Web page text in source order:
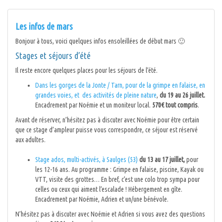
Les infos de mars
Bonjour à tous, voici quelques infos ensoleillées de début mars 🙂
Stages et séjours d’été
Il reste encore quelques places pour les séjours de l’été.
Dans les gorges de la Jonte / Tarn, pour de la grimpe en falaise, en
grandes voies, et des activités de pleine nature, du 19 au 26 juillet.
Encadrement par Noémie et un moniteur local. 570€ tout compris.
Avant de réserver, n’hésitez pas à discuter avec Noémie pour être certain
que ce stage d’ampleur puisse vous correspondre, ce séjour est réservé
aux adultes.
Stage ados, multi-activés, à Saulges (53) du 13 au 17 juillet,pour
les 12-16 ans. Au programme : Grimpe en falaise, piscine, Kayak ou
VTT, visite des grottes… En bref, c’est une colo trop sympa pour
celles ou ceux qui aiment l’escalade ! Hébergement en gîte.
Encadrement par Noémie, Adrien et un/une bénévole.
N’hésitez pas à discuter avec Noémie et Adrien si vous avez des questions